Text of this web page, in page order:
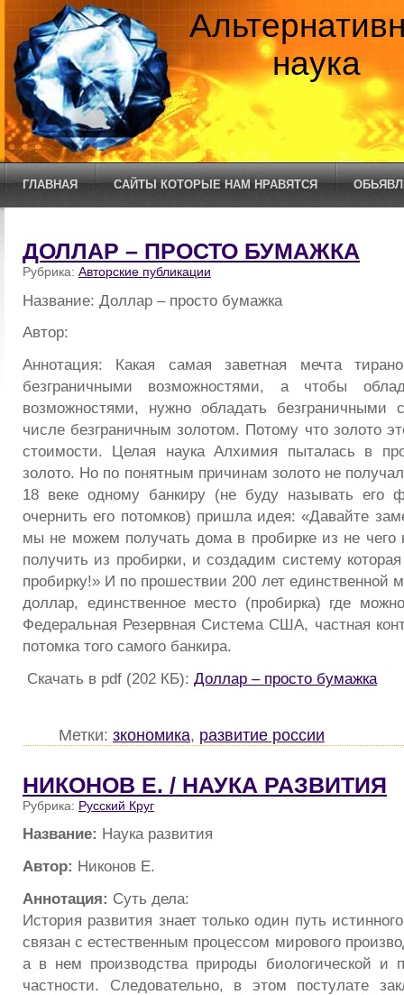
наука
ГЛАВНАЯ САЙТЫ КОТОРЫЕ НАМ НРАВЯТСЯ
ДОЛЛАР – ПРОСТО БУМАЖКА
Рубрика: Авторские публикации
Название: Доллар – просто бумажка
Автор:
Аннотация: Какая самая заветная мечта
безграничными возможностями, а чтобы
возможностями, нужно обладать
числе безграничным золотом. Потому что золото
стоимости. Целая наука Алхимия пыталась в
золото. Но по понятным причинам золото не
18 веке одному банкиру (не буду называть
очернить его потомков) пришла идея: «Давайте
мы не можем получать дома в пробирке из не
получить из пробирки, и создадим систему
пробирку!» И по прошествии 200 лет единственной
доллар, единственное место (пробирка) где
Федеральная Резервная Система США, частная
потомка того самого банкира.
Скачать в pdf (202 КБ): Доллар – просто бумажка
Метки: зкономика, развитие россии
НИКОНОВ Е. / НАУКА РАЗВИТИЯ
Рубрика: Русский Круг
Название: Наука развития
Автор: Никонов Е.
Аннотация: Суть дела:
История развития знает только один путь
связан с естественным процессом мирового
а в нем производства природы биологической и
частности. Следовательно, в этом постулате